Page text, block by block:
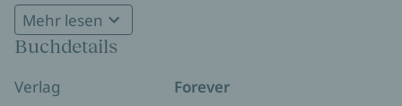
Arbeitstag vor ihr: Jake, berüchtigter Playboy und
Star des Hockeyteams. Während er versucht, ihre
Bekanntschaft zu vertiefen, lernt Rachel den
charmanten Hockeymanager Caleb kennen. Doch
auch der geheimnisvolle finnische Torwart der
Mehr lesen
Buchdetails
Verlag
Forever